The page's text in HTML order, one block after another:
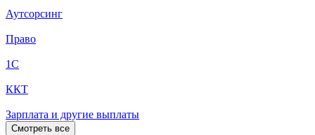
Аутсорсинг
Право
1С
ККТ
Зарплата и другие выплаты
Смотреть все